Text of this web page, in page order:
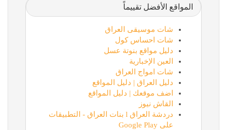
المواقع الأفضل تقييماً
شات موسيقى العراق
شات احساس كول
دليل مواقع بنوتة عسل
العين الإخبارية
شات امواج العراق
دليل العراق | دليل المواقع
اضف موقعك | دليل المواقع
القاش نيوز
دردشة العراق l بنات العراق - التطبيقات
على Google Play